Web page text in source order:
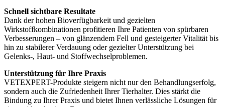
Schnell sichtbare Resultate
Dank der hohen Bioverfügbarkeit und gezielten
Wirkstoffkombinationen profitieren Ihre Patienten von spürbaren
Verbesserungen – von glänzendem Fell und gesteigerter Vitalität bis
hin zu stabilerer Verdauung oder gezielter Unterstützung bei
Gelenks-, Haut- und Stoffwechselproblemen.
Unterstützung für Ihre Praxis
VETEXPERT-Produkte steigern nicht nur den Behandlungserfolg,
sondern auch die Zufriedenheit Ihrer Tierhalter. Dies stärkt die
Bindung zu Ihrer Praxis und bietet Ihnen verlässliche Lösungen für